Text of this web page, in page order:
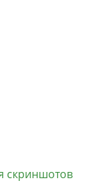
скриншотов